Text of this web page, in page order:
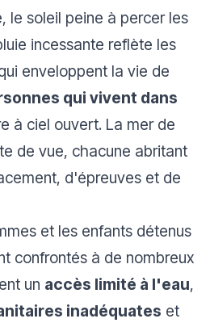
le soleil peine à percer les
incessante reflète les
enveloppent la vie de
qui vivent dans
à ciel ouvert. La mer de
de vue, chacune abritant
d'épreuves et de
et les enfants détenus
confrontés à de nombreux
un accès limité à l'eau,
inadéquates et